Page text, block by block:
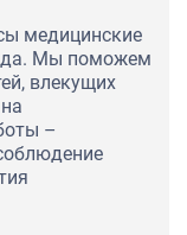
медицинские
Мы поможем
влекущих
–